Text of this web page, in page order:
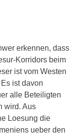
erkennen, dass
Korridors beim
ist vom Westen
ist davon
alle Beteiligten
wird. Aus
Loesung die
ueber den